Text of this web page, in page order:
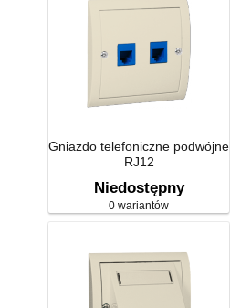
Gniazdo telefoniczne podwójne
RJ12
Niedostępny
0 wariantów